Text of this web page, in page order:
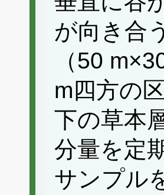
が向き合
（50
m四方の
下の草本
分量を定
サンプル